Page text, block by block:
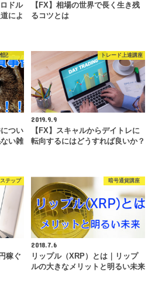
ドル
によ
【FX】相場の世界で長く生き残
るコツとは
記
つい
い雑
トレード上達講座
2019.9.9
【FX】スキャルからデイトレに
転向するにはどうすれば良いか？
テップ
稼ぐ
暗号通貨講座
2018.7.6
リップル（XRP）とは｜リップ
ルの大きなメリットと明るい未来